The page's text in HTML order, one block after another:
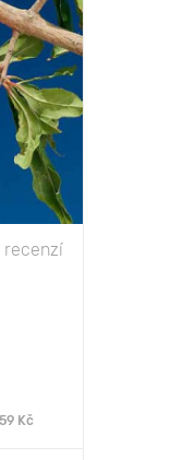
recenzí
Kč